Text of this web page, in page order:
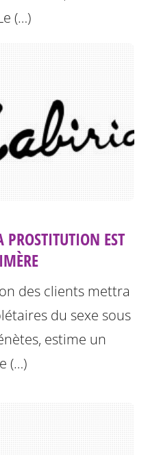
(…)
PROSTITUTION EST
des clients mettra
du sexe sous
estime un
(…)